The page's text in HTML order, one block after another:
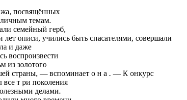
посвящённых
темам.
семейный герб,
лет описи, учились быть спасателями, совершали
и даже
воспроизвести
из золотого
страны, — вспоминает о н а . — К онкурс
все т ри поколения
делами.